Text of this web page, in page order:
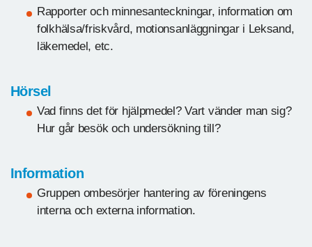
Rapporter och minnesanteckningar, information om
folkhälsa/friskvård, motionsanläggningar i Leksand,
läkemedel, etc.
Hörsel
Vad finns det för hjälpmedel? Vart vänder man sig?
Hur går besök och undersökning till?
Information
Gruppen ombesörjer hantering av föreningens
interna och externa information.